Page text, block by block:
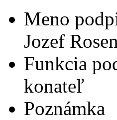
Meno
Jozef
Funkcia
konateľ
Poznámka